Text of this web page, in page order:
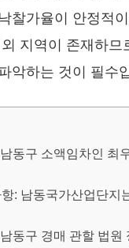
찰가율이 안정적
지역이 존재하므
악하는 것이 필수
동구 소액임차인 최
: 남동국가산업단지
동구 경매 관할 법원